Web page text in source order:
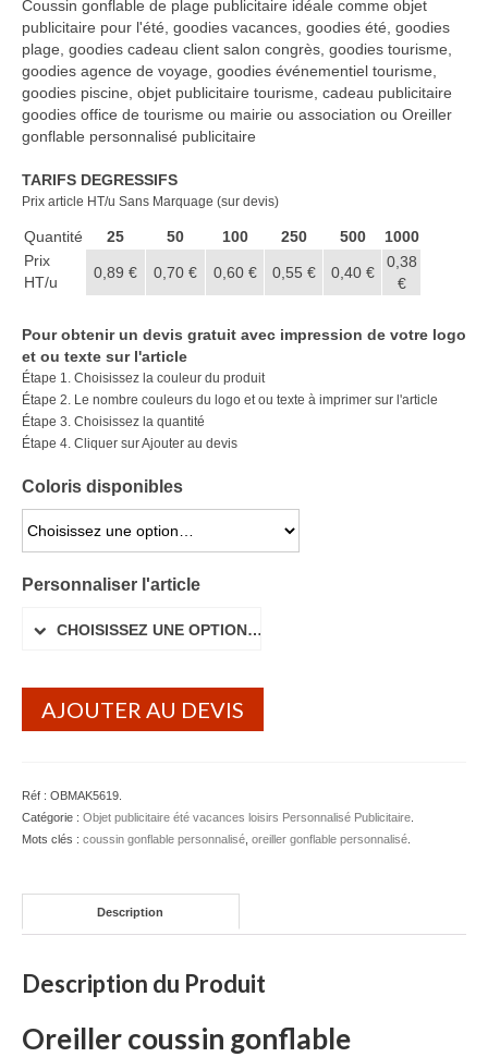
Notes repositionnables
Bloc–notes Personnalisé
Carnet A5 Personnalisé
Carnet A6 personnalisé
Chapeau publicitaire
Clé USB personnalisée
Éventail personnalisé
Gobelet réutilisable & Verre
Haut-parleur Bluetooth
Lunettes de soleil
Porte-clés personnalisé
Porte-monnaie Porte Carte Portefeuille
Serviette Personnalisée
Stylo Publicitaire
Voiture Goodies
Gourde & Bouteille
Bouteille Personnalisable
Mug publicitaire
Tasse Expresso publicitaire
Bouteille & Mug Isotherme
Coussin gonflable de plage publicitaire idéale comme objet
publicitaire pour l'été, goodies vacances, goodies été, goodies
plage, goodies cadeau client salon congrès, goodies tourisme,
goodies agence de voyage, goodies événementiel tourisme,
goodies piscine, objet publicitaire tourisme, cadeau publicitaire
goodies office de tourisme ou mairie ou association ou Oreiller
gonflable personnalisé publicitaire
TARIFS DEGRESSIFS
Prix article HT/u Sans Marquage (sur devis)
Quantité 25 50 100 250 500
1000
Prix
HT/u
0,89 € 0,70 € 0,60 € 0,55 € 0,40 €
0,38
€
Pour obtenir un devis gratuit avec impression de votre logo
et ou texte sur l'article
Étape 1. Choisissez la couleur du produit
Étape 2. Le nombre couleurs du logo et ou texte à imprimer sur l'article
Étape 3. Choisissez la quantité
Étape 4. Cliquer sur Ajouter au devis
Coloris disponibles
CHOISISSEZ UNE OPTION…
Personnaliser l'article
CHOISISSEZ UNE OPTION…
AJOUTER AU DEVIS
Réf : OBMAK5619
Catégorie : Objet publicitaire été vacances loisirs Personnalisé Publicitaire
Mots clés : coussin gonflable personnalisé oreiller gonflable personnalisé
Description
Description du Produit
Oreiller coussin gonflable